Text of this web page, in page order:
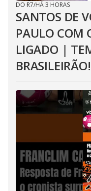
DO R7/HÁ 3 HORAS
SANTOS DE
PAULO COM
LIGADO |
BRASILEIRÃO!